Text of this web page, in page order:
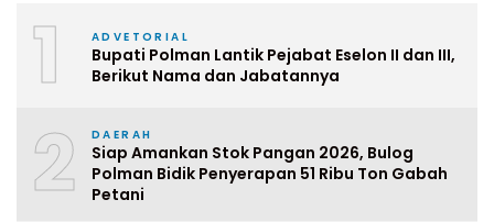
1 ADVETORIAL
Bupati Polman Lantik Pejabat Eselon II dan III,
Berikut Nama dan Jabatannya
2 DAERAH
Siap Amankan Stok Pangan 2026, Bulog
Polman Bidik Penyerapan 51 Ribu Ton Gabah
Petani